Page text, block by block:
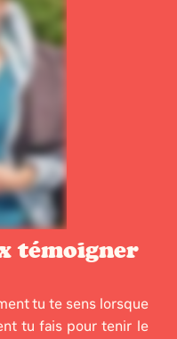
témoigner
tu te sens lorsque
tu fais pour tenir le